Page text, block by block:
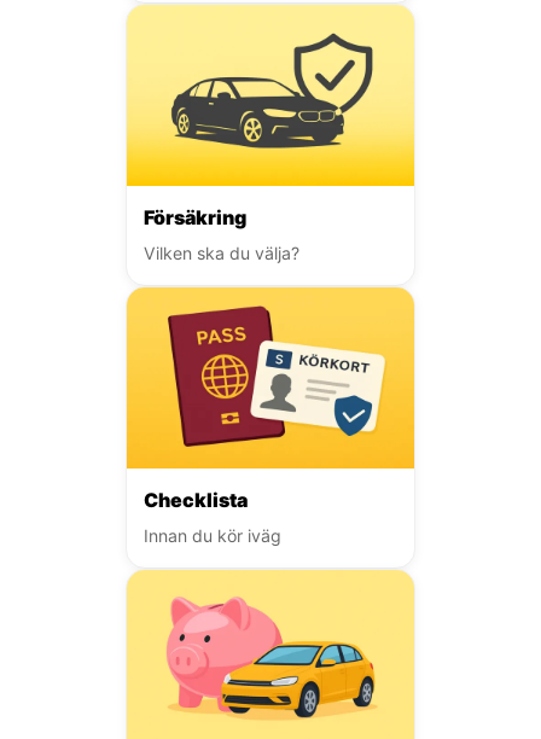
Försäkring
Vilken ska du välja?
Checklista
Innan du kör iväg